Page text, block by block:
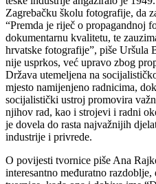
Zagrebačku školu fotografije, da
“Premda je riječ o propagandnoj
dokumentarnu kvalitetu, te
hrvatske fotografije”, piše Uršula
nije usprkos, već upravo zbog
Država utemeljena na
mjesto namijenjeno radnicima,
socijalistički ustroj promovira
njihov rad, kao i strojevi i radni
je dovela do rasta najvažnijih
industrije i privrede.
O povijesti tvornice piše Ana
interesantno međuratno